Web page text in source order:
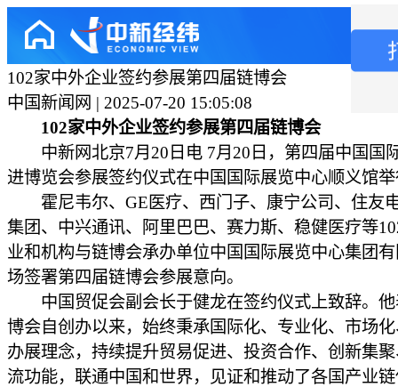
102家中外企业签约参展第四届链博会
中国新闻网 | 2025-07-20 15:05:08
102家中外企业签约参展第四届链博会
中新网北京7月20日电 7月20日，第四届中国国
进博览会参展签约仪式在中国国际展览中心顺义馆
霍尼韦尔、GE医疗、西门子、康宁公司、住友
集团、中兴通讯、阿里巴巴、赛力斯、稳健医疗等
业和机构与链博会承办单位中国国际展览中心集团
场签署第四届链博会参展意向。
中国贸促会副会长于健龙在签约仪式上致辞。他
博会自创办以来，始终秉承国际化、专业化、市场
办展理念，持续提升贸易促进、投资合作、创新集
流功能，联通中国和世界，见证和推动了各国产业